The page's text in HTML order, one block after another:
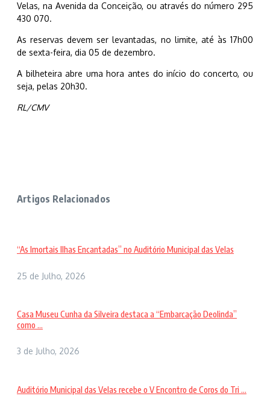
Velas, na Avenida da Conceição, ou através do número 295
430 070.
As reservas devem ser levantadas, no limite, até às 17h00
de sexta-feira, dia 05 de dezembro.
A bilheteira abre uma hora antes do início do concerto, ou
seja, pelas 20h30.
RL/CMV
Artigos Relacionados
“As Imortais Ilhas Encantadas” no Auditório Municipal das Velas
25 de Julho, 2026
Casa Museu Cunha da Silveira destaca a “Embarcação Deolinda”
como ...
3 de Julho, 2026
Auditório Municipal das Velas recebe o V Encontro de Coros do Tri ...